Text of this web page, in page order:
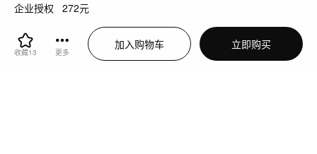
企业授权 272元
收藏13 更多
加入购物车 立即购买
增值电信业务经营许可证：川B2-20160192
蜀ICP备12020238号-4
川公网安备51019002000262
违法和不良信息举报中心